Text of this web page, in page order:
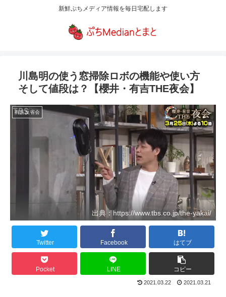
新鮮ぷちメディア情報を毎日宅配します
川島明の使う窓掃除ロボの機能や使い方
そして値段は？【櫻井・有吉THE夜会】
有吉反省会
出典：https://www.tbs.co.jp/the-yakai/
Twitter Facebook はてブ
Pocket LINE コピー
2021.03.22 2021.03.21